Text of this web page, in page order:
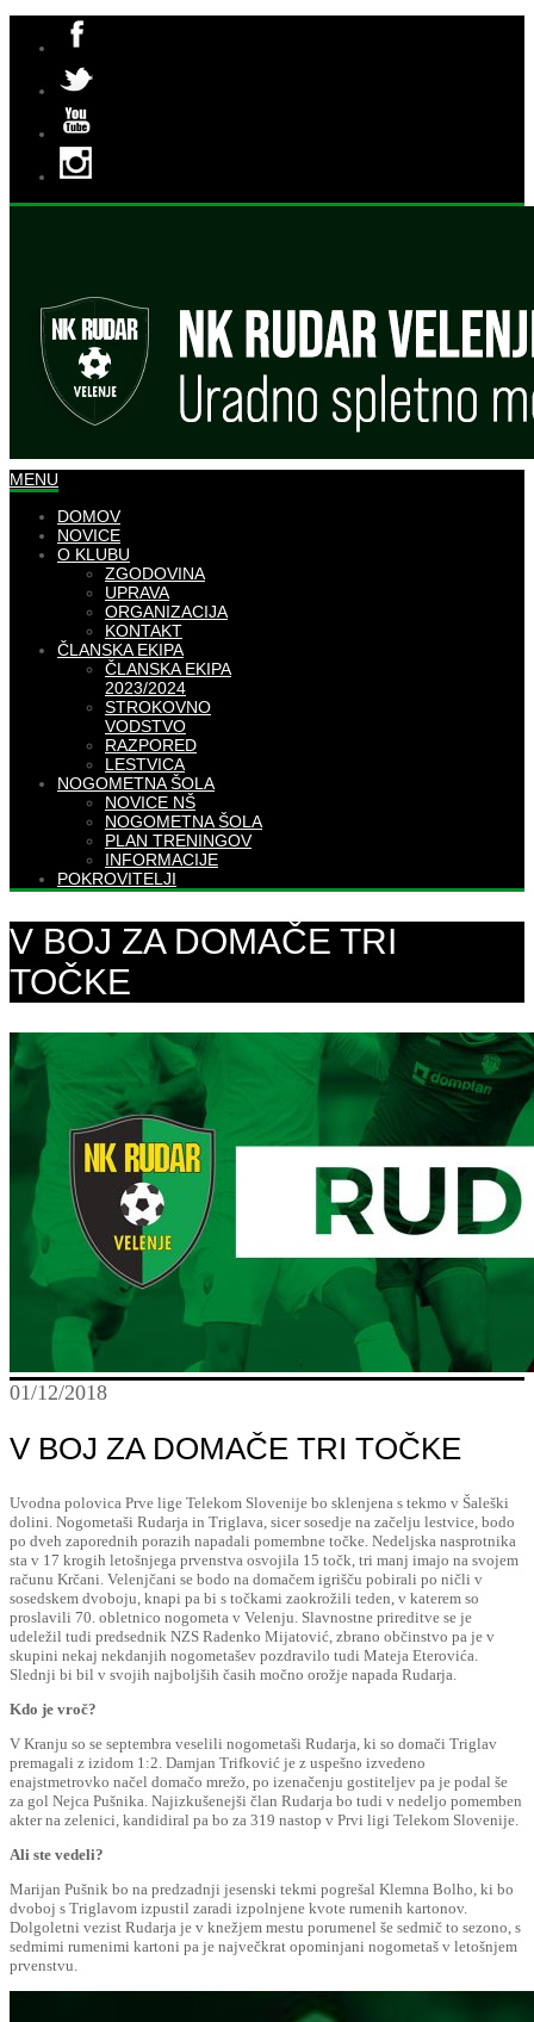
MENU
DOMOV
NOVICE
O KLUBU
ZGODOVINA
UPRAVA
ORGANIZACIJA
KONTAKT
ČLANSKA EKIPA
ČLANSKA EKIPA
2023/2024
STROKOVNO
VODSTVO
RAZPORED
LESTVICA
NOGOMETNA ŠOLA
NOVICE NŠ
NOGOMETNA ŠOLA
PLAN TRENINGOV
INFORMACIJE
POKROVITELJI
V BOJ ZA DOMAČE TRI
TOČKE
01/12/2018
V BOJ ZA DOMAČE TRI TOČKE
Uvodna polovica Prve lige Telekom Slovenije bo sklenjena s tekmo v Šaleški
dolini. Nogometaši Rudarja in Triglava, sicer sosedje na začelju lestvice, bodo
po dveh zaporednih porazih napadali pomembne točke. Nedeljska nasprotnika
sta v 17 krogih letošnjega prvenstva osvojila 15 točk, tri manj imajo na svojem
računu Krčani. Velenjčani se bodo na domačem igrišču pobirali po ničli v
sosedskem dvoboju, knapi pa bi s točkami zaokrožili teden, v katerem so
proslavili 70. obletnico nogometa v Velenju. Slavnostne prireditve se je
udeležil tudi predsednik NZS Radenko Mijatović, zbrano občinstvo pa je v
skupini nekaj nekdanjih nogometašev pozdravilo tudi Mateja Eterovića.
Slednji bi bil v svojih najboljših časih močno orožje napada Rudarja.
Kdo je vroč?
V Kranju so se septembra veselili nogometaši Rudarja, ki so domači Triglav
premagali z izidom 1:2. Damjan Trifković je z uspešno izvedeno
enajstmetrovko načel domačo mrežo, po izenačenju gostiteljev pa je podal še
za gol Nejca Pušnika. Najizkušenejši član Rudarja bo tudi v nedeljo pomemben
akter na zelenici, kandidiral pa bo za 319 nastop v Prvi ligi Telekom Slovenije.
Ali ste vedeli?
Marijan Pušnik bo na predzadnji jesenski tekmi pogrešal Klemna Bolho, ki bo
dvoboj s Triglavom izpustil zaradi izpolnjene kvote rumenih kartonov.
Dolgoletni vezist Rudarja je v knežjem mestu porumenel še sedmič to sezono, s
sedmimi rumenimi kartoni pa je največkrat opominjani nogometaš v letošnjem
prvenstvu.